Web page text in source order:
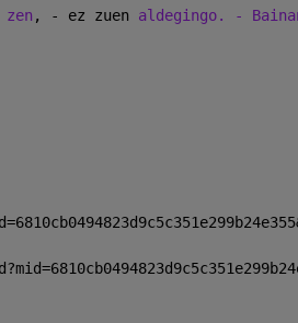
, - ez zuen aldegingo. -